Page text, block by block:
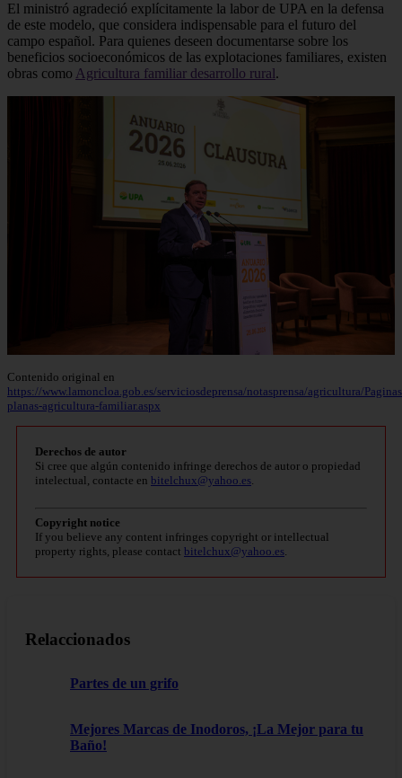
El ministró agradeció explícitamente la labor de UPA en la defensa
de este modelo, que considera indispensable para el futuro del
campo español. Para quienes deseen documentarse sobre los
beneficios socioeconómicos de las explotaciones familiares, existen
obras como Agricultura familiar desarrollo rural.
Contenido original en
https://www.lamoncloa.gob.es/serviciosdeprensa/notasprensa/agricultura/
planas-agricultura-familiar.aspx
Derechos de autor
Si cree que algún contenido infringe derechos de autor o propiedad
intelectual, contacte en bitelchux@yahoo.es
Copyright notice
If you believe any content infringes copyright or intellectual
property rights, please contact bitelchux@yahoo.es
Relaccionados
Partes de un grifo
Mejores Marcas de Inodoros, ¡La Mejor para tu
Baño!